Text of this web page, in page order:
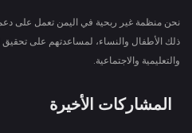
نحن منظمة غير ربحية في اليمن تعمل على دعم
ذلك الأطفال والنساء، لمساعدتهم على تحقيق
والتعليمية والاجتماعية.
المشاركات الأخيرة